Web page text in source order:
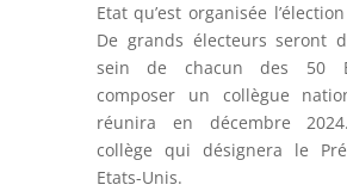
Etat qu’est organisée
De grands électeurs seront
sein de chacun des 50
composer un collègue
réunira en décembre
collège qui désignera le
Etats-Unis.